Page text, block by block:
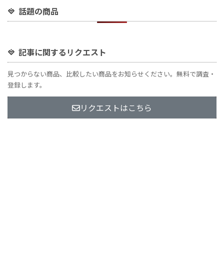
話題の商品
記事に関するリクエスト
見つからない商品、比較したい商品をお知らせください。無料で調査・
登録します。
リクエストはこちら